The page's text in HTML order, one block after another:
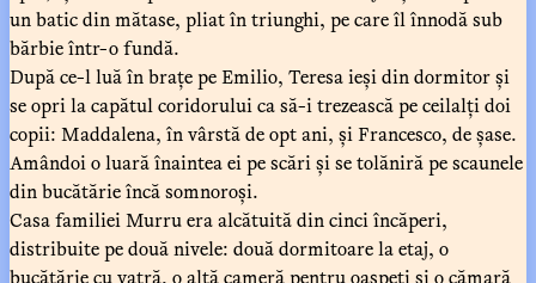
un batic din mătase, pliat în triunghi, pe care îl înnodă sub
bărbie într-o fundă.
După ce-l luă în brațe pe Emilio, Teresa ieși din dormitor și
se opri la capătul coridorului ca să-i trezească pe ceilalți doi
copii: Maddalena, în vârstă de opt ani, și Francesco, de șase.
Amândoi o luară înaintea ei pe scări și se tolăniră pe scaunele
din bucătărie încă somnoroși.
Casa familiei Murru era alcătuită din cinci încăperi,
distribuite pe două nivele: două dormitoare la etaj, o
bucătărie cu vatră, o altă cameră pentru oaspeți și o cămară